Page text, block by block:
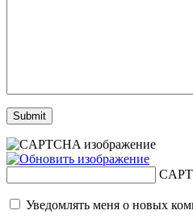
Уведомлять меня о новых